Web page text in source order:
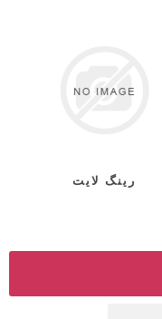
رینگ لایت